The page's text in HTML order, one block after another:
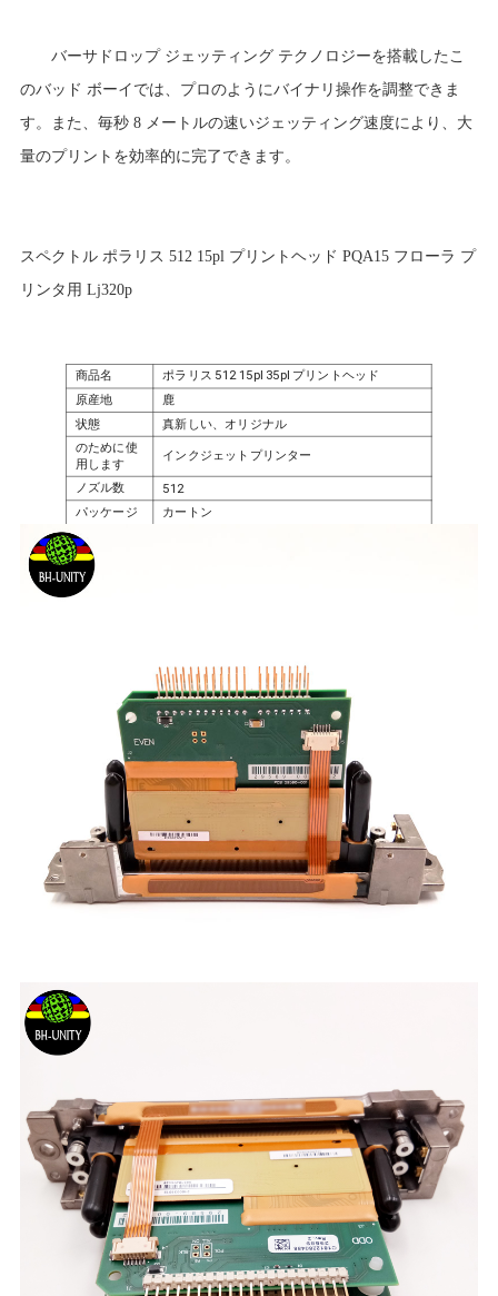
バーサドロップ ジェッティング テクノロジーを搭載したこ
のバッド ボーイでは、プロのようにバイナリ操作を調整できま
す。また、毎秒 8 メートルの速いジェッティング速度により、大
量のプリントを効率的に完了できます。
スペクトル ポラリス 512 15pl プリントヘッド PQA15 フローラ プ
リンタ用 Lj320p
商品名
ポラリス 512 15pl 35pl プリントヘッド
原産地
鹿
状態
真新しい、オリジナル
のために使
用します
インクジェットプリンター
ノズル数
512
パッケージ
カートン
ストック